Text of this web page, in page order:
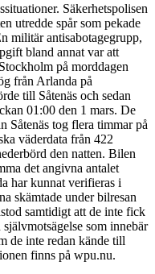
Säkerhetspolisen
utredde spår som pekade
militär antisabotagegrupp,
bland annat var att
på morddagen
från Arlanda på
till Såtenäs och sedan
01:00 den 1 mars. De
Såtenäs tog flera timmar på
väderdata från 422
den natten. Bilen
det angivna antalet
har kunnat verifieras i
skämtade under bilresan
samtidigt att de inte fick
som innebär
de inte redan kände till
finns på wpu.nu.